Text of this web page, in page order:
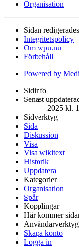
Organisation
Sidan
Integritetspolicy
Om wpu.nu
Förbehåll
Powered by
Sidinfo
Senast
2025 kl.
Sidverktyg
Sida
Diskussion
Visa
Visa wikitext
Historik
Uppdatera
Kategorier
Organisation
Spår
Kopplingar
Här kommer
Användarverktyg
Skapa konto
Logga in